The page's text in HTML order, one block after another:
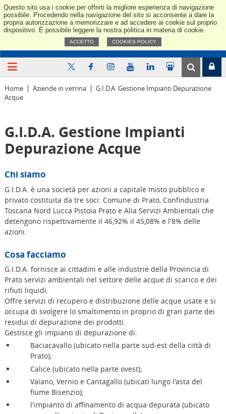
Questo sito usa i cookie per offrirti la migliore esperienza di navigazione
possibile. Procedendo nella navigazione del sito si acconsente a dare la
propria autorizzazione a memorizzare e ad accedere ai cookie sul proprio
dispositivo. È possibile leggere la nostra politica in materia di cookie.
ACCETTO COOKIES POLICY
Home Aziende in vetrina
G.I.D.A. Gestione Impianti Depurazione
Acque
G.I.D.A. Gestione Impianti
Depurazione Acque
Chi siamo
G.I.D.A. è una società per azioni a capitale misto pubblico e
privato costituita da tre soci: Comune di Prato, Confindustria
Toscana Nord Lucca Pistoia Prato e Alia Servizi Ambientali che
detengono rispettivamente il 46,92% il 45,08% e l'8% delle
azioni.
Cosa facciamo
G.I.D.A. fornisce ai cittadini e alle industrie della Provincia di
Prato servizi ambientali nel settore delle acque di scarico e dei
rifiuti liquidi.
Offre servizi di recupero e distribuzione delle acque usate e si
occupa di svolgere lo smaltimento in proprio di gran parte dei
residui di depurazione dei prodotti.
Gestisce gli impianti di depurazione di:
Baciacavallo (ubicato nella parte sud-est della città di
Prato);
Calice (ubicato nella parte ovest);
Vaiano, Vernio e Cantagallo (ubicati lungo l'asta del
fiume Bisenzio);
l'impianto di affinamento di acqua depurata (ubicato